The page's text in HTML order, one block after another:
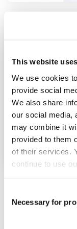
This website
We use cookies
provide social
We also share
our social media,
may combine it
provided to them
of their services.
continue to use
Selection
Necessary for
3
Empieza
del arco
Aplica la